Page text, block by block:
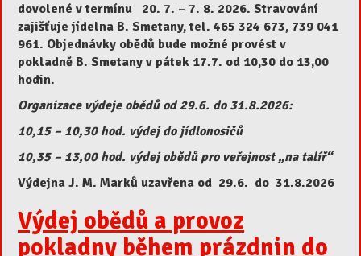
dovolené v termínu 20. 7. – 7. 8. 2026. Stravování
zajišťuje jídelna B. Smetany, tel. 465 324 673, 739 041
961. Objednávky obědů bude možné provést v
pokladně B. Smetany v pátek 17.7. od 10,30 do 13,00
hodin.
Organizace výdeje obědů od 29.6. do 31.8.2026:
10,15 – 10,30 hod. výdej do jídlonosičů
10,35 – 13,00 hod. výdej obědů pro veřejnost „na talíř“
Výdejna J. M. Marků uzavřena od 29.6. do 31.8.2026
Výdej obědů a provoz
pokladny během prázdnin do
Odběr na jídelnu B. Smetany
Odběr na jídelnu Dobrovského
Snídaně a večeře
Odhlásit se z jídelního lístku
Kontakty